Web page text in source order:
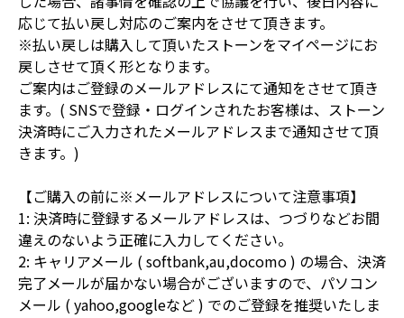
応じて払い戻し対応のご案内をさせて頂きます。
※払い戻しは購入して頂いたストーンをマイページにお
戻しさせて頂く形となります。
ご案内はご登録のメールアドレスにて通知をさせて頂き
ます。( SNSで登録・ログインされたお客様は、ストーン
決済時にご入力されたメールアドレスまで通知させて頂
きます。)
【ご購入の前に※メールアドレスについて注意事項】
1: 決済時に登録するメールアドレスは、つづりなどお間
違えのないよう正確に入力してください。
2: キャリアメール ( softbank,au,docomo ) の場合、決済
完了メールが届かない場合がございますので、パソコン
メール ( yahoo,googleなど ) でのご登録を推奨いたしま